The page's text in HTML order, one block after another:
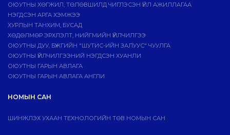
ОЮУТНЫ ХӨГЖИЛ, ТӨЛӨВШИЛД ЧИГЛЭСЭН ҮЙЛ АЖИЛЛАГАА
НЭГДСЭН АРГА ХЭМЖЭЭ
ХУРЛЫН ТАНХИМ, БУСАД
ХӨДӨЛМӨР ЭРХЛЭЛТ, НИЙГМИЙН ҮЙЛЧИЛГЭЭ
ОЮУТНЫ ДУУ, БҮЖГИЙН "ШУТИС-ИЙН ЗАЛУУС" ЧУУЛГА
ОЮУТНЫ ҮЙЛЧИЛГЭЭНИЙ НЭГДСЭН ХУАНЛИ
ОЮУТНЫ ГАРЫН АВЛАГА
ОЮУТНЫ ГАРЫН АВЛАГА АНГЛИ
НОМЫН САН
ШИНЖЛЭХ УХААН ТЕХНОЛОГИЙН ТӨВ НОМЫН САН